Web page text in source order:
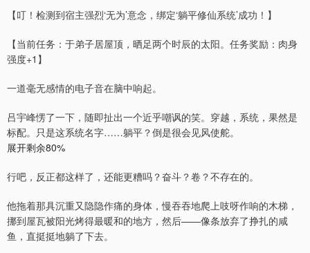
【叮！检测到宿主强烈‘无为’意念，绑定‘躺平修仙系统’成功！】
【当前任务：于弟子居屋顶，晒足两个时辰的太阳。任务奖励：肉身
强度+1】
一道毫无感情的电子音在脑中响起。
吕宇峰愣了一下，随即扯出一个近乎嘲讽的笑。穿越，系统，果然是
标配。只是这系统名字……躺平？倒是很会见风使舵。
展开剩余80%
行吧，反正都这样了，还能更糟吗？奋斗？卷？不存在的。
他拖着那具沉重又隐隐作痛的身体，慢吞吞地爬上吱呀作响的木梯，
挪到屋瓦被阳光烤得最暖和的地方，然后——像条放弃了挣扎的咸
鱼，直挺挺地躺了下去。